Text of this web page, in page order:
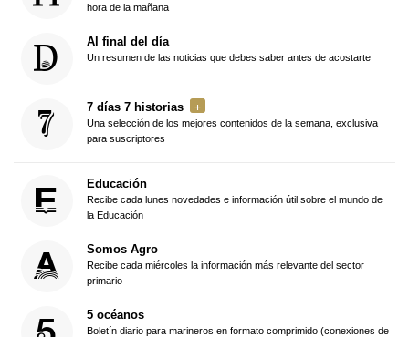
hora de la mañana
Al final del día
Un resumen de las noticias que debes saber antes de acostarte
7 días 7 historias
Una selección de los mejores contenidos de la semana, exclusiva
para suscriptores
Educación
Recibe cada lunes novedades e información útil sobre el mundo de
la Educación
Somos Agro
Recibe cada miércoles la información más relevante del sector
primario
5 océanos
Boletín diario para marineros en formato comprimido (conexiones de